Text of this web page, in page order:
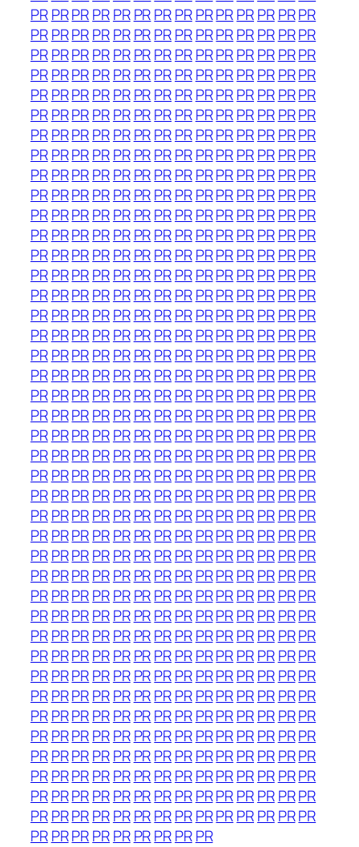
PRPRPRPRPR PRPRPRPRPRPRPR PRPR
PRPRPRPRPR PRPRPRPRPRPRPR PRPR
PRPRPRPRPR PRPRPRPRPRPRPR PRPR
PRPRPRPRPR PRPRPRPRPRPRPR PRPR
PRPRPRPRPR PRPRPRPRPRPRPR PRPR
PRPRPRPRPR PRPRPRPRPRPRPR PRPR
PRPRPRPRPR PRPRPRPRPRPRPR PRPR
PRPRPRPRPR PRPRPRPRPRPRPR PRPR
PRPRPRPRPR PRPRPRPRPRPRPR PRPR
PRPRPRPRPR PRPRPRPRPRPRPR PRPR
PRPRPRPRPR PRPRPRPRPRPRPR PRPR
PRPRPRPRPR PRPRPRPRPRPRPR PRPR
PRPRPRPRPR PRPRPRPRPRPRPR PRPR
PRPRPRPRPR PRPRPRPRPRPRPR PRPR
PRPRPRPRPR PRPRPRPRPRPRPR PRPR
PRPRPRPRPR PRPRPRPRPRPRPR PRPR
PRPRPRPRPR PRPRPRPRPRPRPR PRPR
PRPRPRPRPR PRPRPRPRPRPRPR PRPR
PRPRPRPRPR PRPRPRPRPRPRPR PRPR
PRPRPRPRPR PRPRPRPRPRPRPR PRPR
PRPRPRPRPR PRPRPRPRPRPRPR PRPR
PRPRPRPRPR PRPRPRPRPRPRPR PRPR
PRPRPRPRPR PRPRPRPRPRPRPR PRPR
PRPRPRPRPR PRPRPRPRPRPRPR PRPR
PRPRPRPRPR PRPRPRPRPRPRPR PRPR
PRPRPRPRPR PRPRPRPRPRPRPR PRPR
PRPRPRPRPR PRPRPRPRPRPRPR PRPR
PRPRPRPRPR PRPRPRPRPRPRPR PRPR
PRPRPRPRPR PRPRPRPRPRPRPR PRPR
PRPRPRPRPR PRPRPRPRPRPRPR PRPR
PRPRPRPRPR PRPRPRPRPRPRPR PRPR
PRPRPRPRPR PRPRPRPRPRPRPR PRPR
PRPRPRPRPR PRPRPRPRPRPRPR PRPR
PRPRPRPRPR PRPRPRPRPRPRPR PRPR
PRPRPRPRPR PRPRPRPRPRPRPR PRPR
PRPRPRPRPR PRPRPRPRPRPRPR PRPR
PRPRPRPRPR PRPRPRPRPRPRPR PRPR
PRPRPRPRPR PRPRPRPRPRPRPR PRPR
PRPRPRPRPR PRPRPRPRPRPRPR PRPR
PRPRPRPRPR PRPRPRPRPRPRPR PRPR
PRPRPRPRPR PRPRPRPRPRPRPR PRPR
PRPRPRPRPR PRPRPRPR